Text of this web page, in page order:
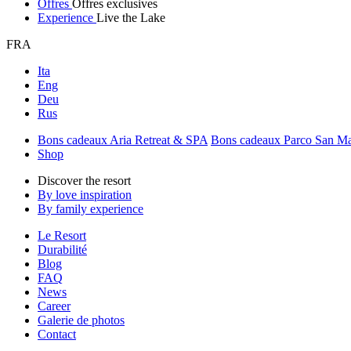
Offres Offres exclusives
Experience Live the Lake
FRA
Ita
Eng
Deu
Rus
Bons cadeaux Aria Retreat & SPA Bons cadeaux Parco San
Shop
Discover the resort
By love inspiration
By family experience
Le Resort
Durabilité
Blog
FAQ
News
Career
Galerie de photos
Contact